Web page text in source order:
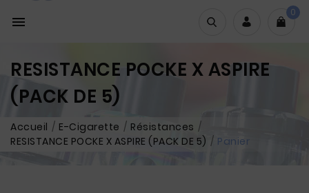

0
RESISTANCE POCKE X ASPIRE
(PACK DE 5)
Accueil E-Cigarette
Résistances
RESISTANCE POCKE X ASPIRE (PACK DE 5)
Panier